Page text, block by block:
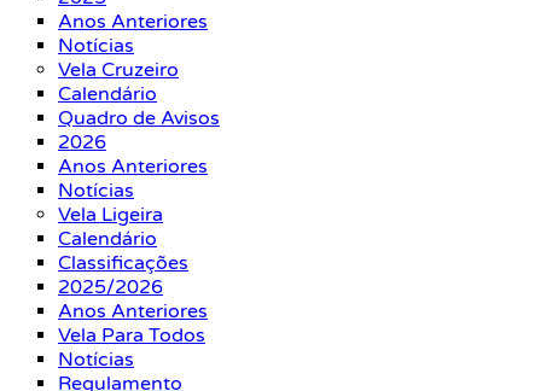
Anos Anteriores
Notícias
Vela Cruzeiro
Calendário
Quadro de Avisos
2026
Anos Anteriores
Notícias
Vela Ligeira
Calendário
Classificações
2025/2026
Anos Anteriores
Vela Para Todos
Notícias
Regulamento